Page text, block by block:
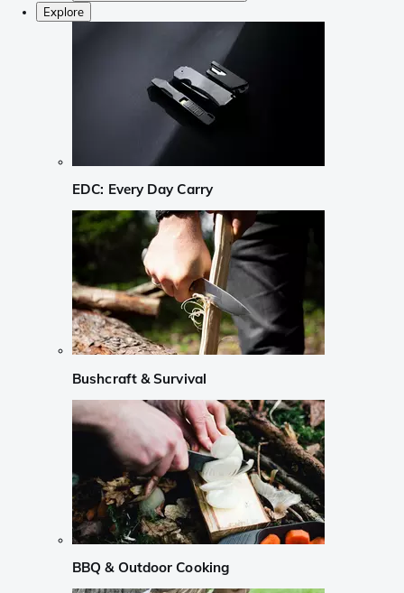
Explore
EDC: Every Day Carry
Bushcraft & Survival
BBQ & Outdoor Cooking